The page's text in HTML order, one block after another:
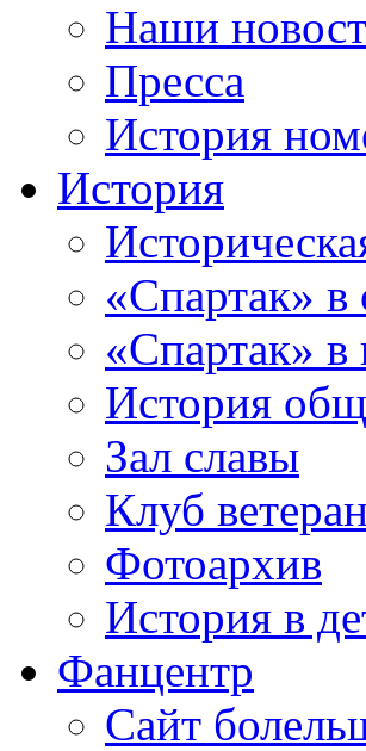
Наши
Пресса
История
История
«Спартак» в
«Спартак» в
История
Зал славы
Клуб
Фотоархив
История в
Фанцентр
Сайт